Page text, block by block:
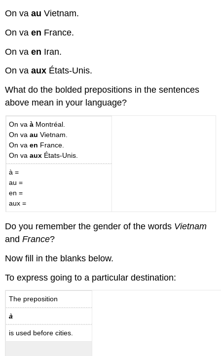
On vaau Vietnam.
On vaen France.
On vaen Iran.
On vaaux États-Unis.
What do the bolded prepositions in the sentences
above mean in your language?
On vaà Montréal.
On vaau Vietnam.
On vaen France.
On vaaux États-Unis.
à =
au =
en =
aux =
Do you remember the gender of the words Vietnam
andFrance?
Now fill in the blanks below.
To express going to a particular destination:
The preposition
à
is used before cities.